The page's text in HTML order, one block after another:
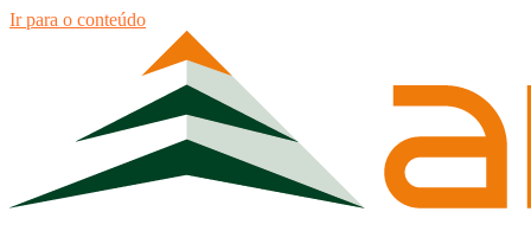
Ir para o conteúdo